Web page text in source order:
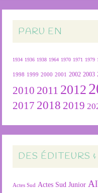
PARU EN
1934 1936 1938 1964 1970 1971 1979
1998 1999 2000 2001 2002 2003
2010 2011 2012
2017 2018 2019
DES ÉDITEURS
Actes Sud Actes Sud Junior